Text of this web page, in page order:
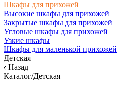
Шкафы для прихожей
Высокие шкафы для прихожей
Закрытые шкафы для прихожей
Угловые шкафы для прихожей
Узкие шкафы
Шкафы для маленькой прихожей
Детская
Назад
Каталог/Детская